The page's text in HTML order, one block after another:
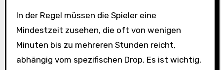
In der Regel müssen die Spieler eine
Mindestzeit zusehen, die oft von wenigen
Minuten bis zu mehreren Stunden reicht,
abhängig vom spezifischen Drop. Es ist wichtig,